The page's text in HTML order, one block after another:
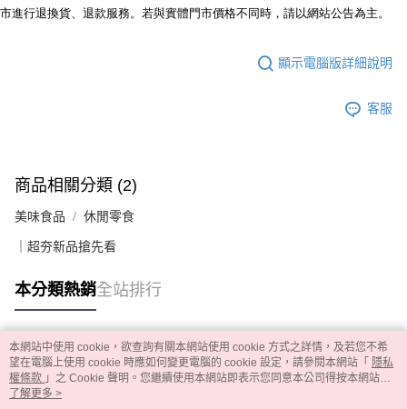
市進行退換貨、退款服務。若與實體門市價格不同時，請以網站公告為主。
顯示電腦版詳細說明
客服
商品相關分類 (2)
美味食品 休閒零食
｜超夯新品搶先看
本分類熱銷全站排行
熱門標籤
本網站中使用 cookie，欲查詢有關本網站使用 cookie 方式之詳情，及若您不希
望在電腦上使用 cookie 時應如何變更電腦的 cookie 設定，請參閱本網站「 隱私
權條款 」之 Cookie 聲明。您繼續使用本網站即表示您同意本公司得按本網站使
用條款之 Cookie 聲明使用 cookie。
了解更多 >